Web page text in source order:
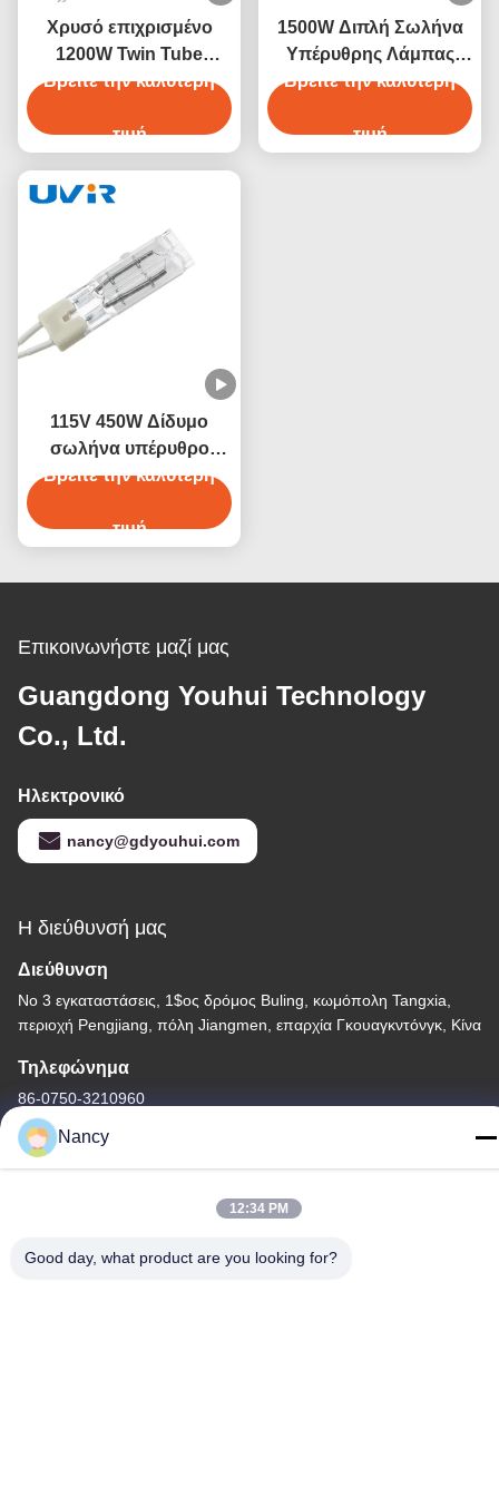
Χρυσό επιχρισμένο
1200W Twin Tube
Halogen υπέρυθρο
Βρείτε την καλύτερη
τιμή
1500W Διπλή Σωλήνα
Υπέρυθρης Λάμπας
Νικρώμιο 230V Λευκή
Βρείτε την καλύτερη
τιμή
115V 450W Δίδυμο
σωλήνα υπέρυθρο
θερμαντικό λαμπτήρα
Βρείτε την καλύτερη
τιμή
Επικοινωνήστε μαζί μας
Guangdong Youhui Technology
Co., Ltd.
Ηλεκτρονικό
nancy@gdyouhui.com
Η διεύθυνσή μας
Διεύθυνση
Νο 3 εγκαταστάσεις, 1$ος δρόμος Buling, κωμόπολη Tangxia,
περιοχή Pengjiang, πόλη Jiangmen, επαρχία Γκουαγκντόνγκ, Κίνα
Τηλεφώνημα
86-0750-3210960
Κίνα Καλή ποιότητα Λαμπτήρες αλόγονου IR Προμηθευτής. -2026
Nancy
12:34 PM
Good day, what product are you looking for?